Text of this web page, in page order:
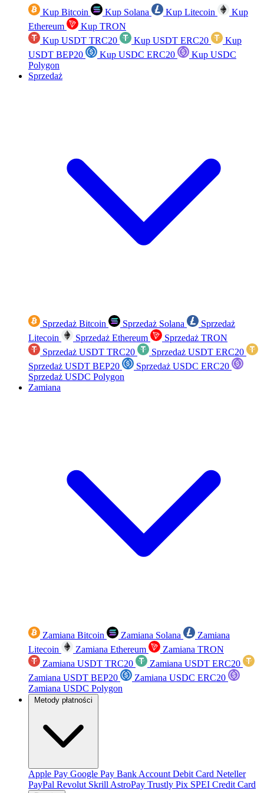
Kup Bitcoin Kup Solana Kup Litecoin
Kup
Ethereum
Kup TRON
Kup USDT TRC20
Kup USDT ERC20
Kup
USDT BEP20
Kup USDC ERC20
Kup USDC
Polygon
Sprzedaż
Sprzedaż Bitcoin Sprzedaż Solana
Sprzedaż
Litecoin
Sprzedaż Ethereum
Sprzedaż TRON
Sprzedaż USDT TRC20
Sprzedaż USDT ERC20
Sprzedaż USDT BEP20
Sprzedaż USDC ERC20
Sprzedaż USDC Polygon
Zamiana
Zamiana Bitcoin Zamiana Solana
Zamiana
Litecoin
Zamiana Ethereum
Zamiana TRON
Zamiana USDT TRC20
Zamiana USDT ERC20
Zamiana USDT BEP20
Zamiana USDC ERC20
Zamiana USDC Polygon
Metody płatności
Apple Pay Google Pay Bank Account Debit Card Neteller
PayPal Revolut Skrill AstroPay Trustly Pix SPEI Credit Card